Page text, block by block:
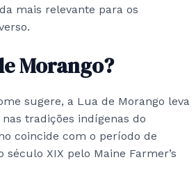
mais relevante para os
Morango?
sugere, a Lua de Morango leva
tradições indígenas do
coincide com o período de
XIX pelo Maine Farmer’s